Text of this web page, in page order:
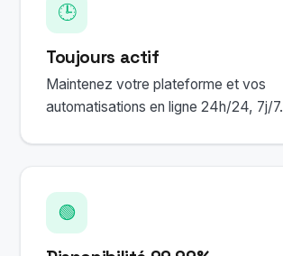
🕒
Toujours actif
Maintenez votre plateforme et vos
automatisations en ligne 24h/24, 7j/7.
🟢